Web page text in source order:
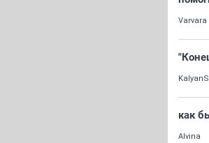
Varvara
как
Alvina